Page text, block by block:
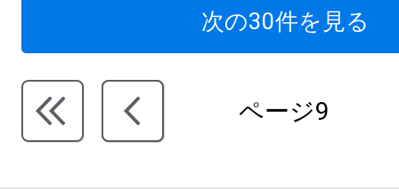
次の30件を見る
ページ9